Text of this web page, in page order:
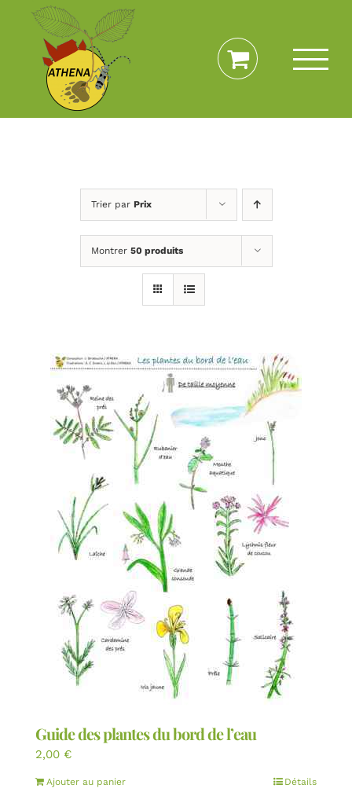
Passer
contenu
Trier par Prix
Montrer 50 produits
Guide des plantes du bord de l’eau
2,00 €
Ajouter au panier Détails